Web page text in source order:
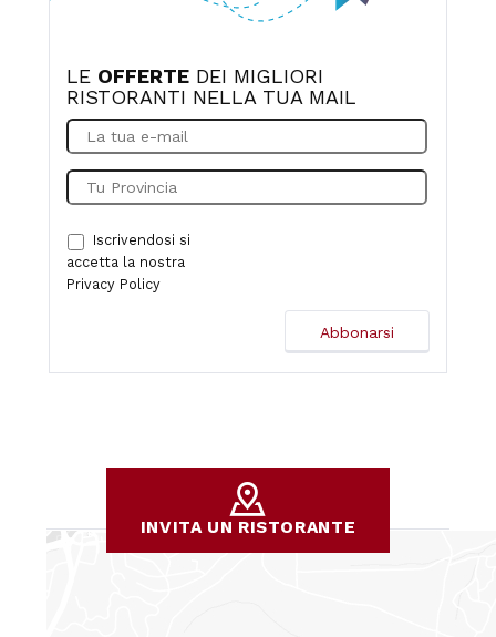
LE OFFERTE DEI MIGLIORI
RISTORANTI NELLA TUA MAIL
Iscrivendosi si
accetta la nostra
Privacy Policy
INVITA UN RISTORANTE